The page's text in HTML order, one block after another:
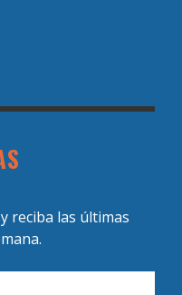
reciba las últimas